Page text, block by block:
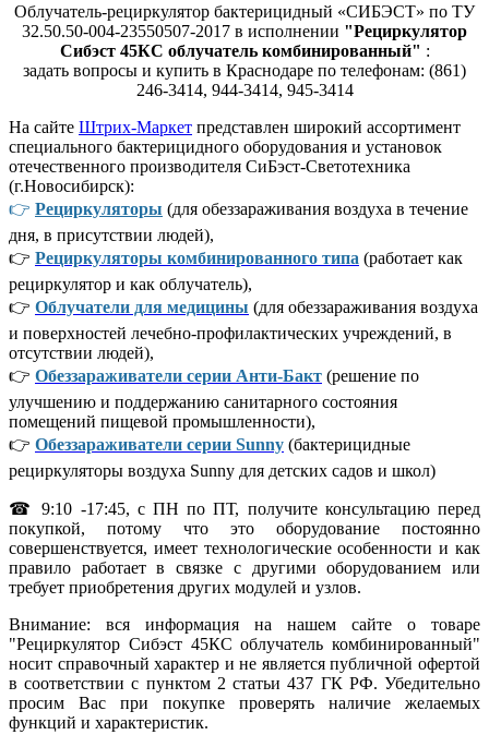
Облучатель-рециркулятор бактерицидный «СИБЭСТ» по ТУ
32.50.50-004-23550507-2017 в исполнении "Рециркулятор
Сибэст 45КС облучатель комбинированный" :
задать вопросы и купить в Краснодаре по телефонам: (861)
246-3414, 944-3414, 945-3414
На сайте Штрих-Маркет представлен широкий ассортимент
специального бактерицидного оборудования и установок
отечественного производителя СиБэст-Светотехника
(г.Новосибирск):
👉 Рециркуляторы (для обеззараживания воздуха в течение
дня, в присутствии людей),
👉 Рециркуляторы комбинированного типа (работает как
рециркулятор и как облучатель),
👉 Облучатели для медицины (для обеззараживания воздуха
и поверхностей лечебно-профилактических учреждений, в
отсутствии людей),
👉 Обеззараживатели серии Анти-Бакт (решение по
улучшению и поддержанию санитарного состояния
помещений пищевой промышленности),
👉 Обеззараживатели серии Sunny (бактерицидные
рециркуляторы воздуха Sunny для детских садов и школ)
☎ 9:10 -17:45, с ПН по ПТ, получите консультацию перед
покупкой, потому что это оборудование постоянно
совершенствуется, имеет технологические особенности и как
правило работает в связке с другими оборудованием или
требует приобретения других модулей и узлов.
Внимание: вся информация на нашем сайте о товаре
"Рециркулятор Сибэст 45КС облучатель комбинированный"
носит справочный характер и не является публичной офертой
в соответствии с пунктом 2 статьи 437 ГК РФ. Убедительно
просим Вас при покупке проверять наличие желаемых
функций и характеристик.